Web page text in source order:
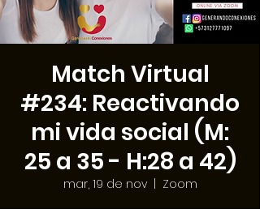
Match Virtual
#234: Reactivando
mi vida social (M:
25 a 35 - H:28 a 42)
mar, 19 de nov
  |
Zoom